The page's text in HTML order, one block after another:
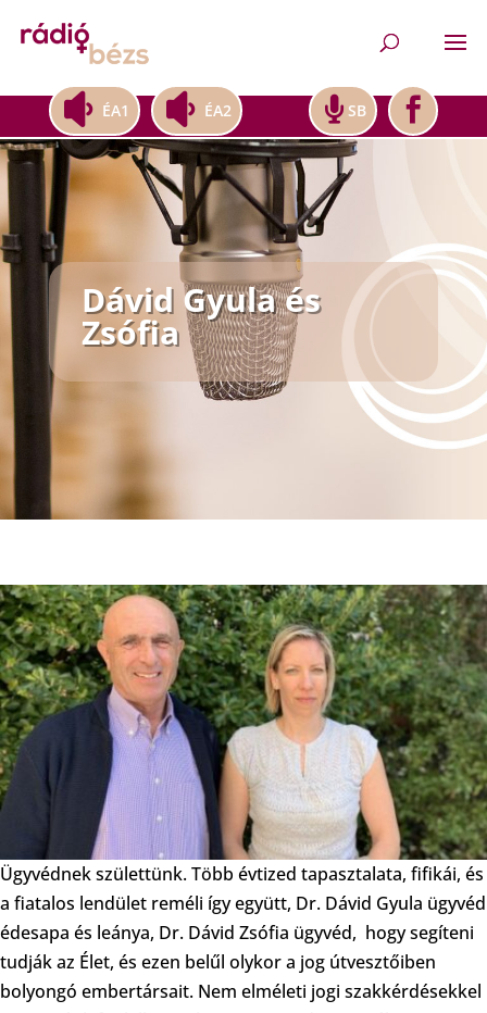
ÉA1 ÉA2 SB
Dávid Gyula és
Zsófia
Ügyvédnek születtünk. Több évtized tapasztalata, fifikái, és
a fiatalos lendület reméli így együtt, Dr. Dávid Gyula ügyvéd
édesapa és leánya, Dr. Dávid Zsófia ügyvéd, hogy segíteni
tudják az Élet, és ezen belűl olykor a jog útvesztőiben
bolyongó embertársait. Nem elméleti jogi szakkérdésekkel